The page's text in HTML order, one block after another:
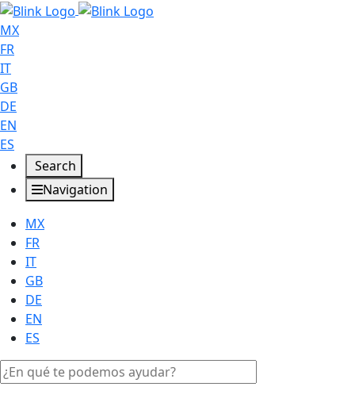
MX
FR
IT
GB
DE
EN
ES
Search
Navigation
MX
FR
IT
GB
DE
EN
ES